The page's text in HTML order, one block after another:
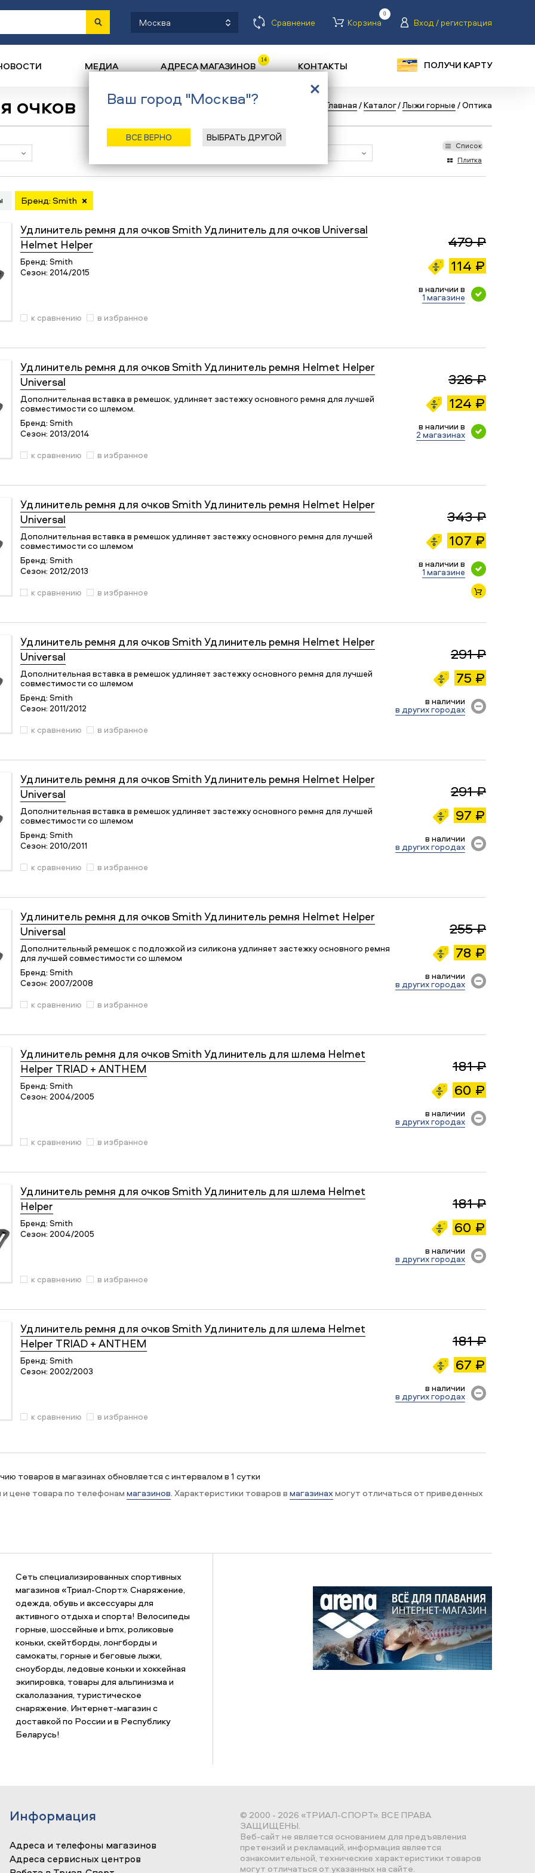
Москва Сравнение Корзина
0
Вход / регистрация
МЕДИА АДРЕСА МАГАЗИНОВ 14 КОНТАКТЫ ПОЛУЧИ КАРТУ
очков Главная /Каталог/Лыжи горные /Оптика
Список
Плитка
Бренд: Smith
Удлинитель ремня для очков Smith Удлинитель для очков Universal
Helmet Helper
Бренд: Smith
Сезон: 2014/2015
479 ₽
114 ₽
в наличии в
1 магазине
к сравнению
в избранное
Удлинитель ремня для очков Smith Удлинитель ремня Helmet Helper
Universal
Дополнительная вставка в ремешок, удлиняет застежку основного ремня для лучшей
совместимости со шлемом.
Бренд: Smith
Сезон: 2013/2014
326 ₽
124 ₽
в наличии в
2 магазинах
к сравнению
в избранное
Удлинитель ремня для очков Smith Удлинитель ремня Helmet Helper
Universal
Дополнительная вставка в ремешок удлиняет застежку основного ремня для лучшей
совместимости со шлемом
Бренд: Smith
Сезон: 2012/2013
343 ₽
107 ₽
в наличии в
1 магазине
к сравнению
в избранное
Удлинитель ремня для очков Smith Удлинитель ремня Helmet Helper
Universal
Дополнительная вставка в ремешок удлиняет застежку основного ремня для лучшей
совместимости со шлемом
Бренд: Smith
Сезон: 2011/2012
291 ₽
75 ₽
в наличии
в других городах
к сравнению
в избранное
Удлинитель ремня для очков Smith Удлинитель ремня Helmet Helper
Universal
Дополнительная вставка в ремешок удлиняет застежку основного ремня для лучшей
совместимости со шлемом
Бренд: Smith
Сезон: 2010/2011
291 ₽
97 ₽
в наличии
в других городах
к сравнению
в избранное
Удлинитель ремня для очков Smith Удлинитель ремня Helmet Helper
Universal
Дополнительный ремешок с подложкой из силикона удлиняет застежку основного ремня
для лучшей совместимости со шлемом
Бренд: Smith
Сезон: 2007/2008
255 ₽
78 ₽
в наличии
в других городах
к сравнению
в избранное
Удлинитель ремня для очков Smith Удлинитель для шлема Helmet
Helper TRIAD + ANTHEM
Бренд: Smith
Сезон: 2004/2005
181 ₽
60 ₽
в наличии
в других городах
к сравнению
в избранное
Удлинитель ремня для очков Smith Удлинитель для шлема Helmet
Helper
Бренд: Smith
Сезон: 2004/2005
181 ₽
60 ₽
в наличии
в других городах
к сравнению
в избранное
Удлинитель ремня для очков Smith Удлинитель для шлема Helmet
Helper TRIAD + ANTHEM
Бренд: Smith
Сезон: 2002/2003
181 ₽
67 ₽
в наличии
в других городах
к сравнению
в избранное
товаров в магазинах обновляется с интервалом в 1 сутки
и цене товара по телефонаммагазинов. Характеристики товаров вмагазинахмогут отличаться от приведенных
Сеть специализированных спортивных
магазинов «Триал-Спорт». Снаряжение,
одежда, обувь и аксессуары для
активного отдыха и спорта! Велосипеды
горные, шоссейные и bmx, роликовые
коньки, скейтборды, лонгборды и
самокаты, горные и беговые лыжи,
сноуборды, ледовые коньки и хоккейная
экипировка, товары для альпинизма и
скалолазания, туристическое
снаряжение. Интернет-магазин с
доставкой по России и в Республику
Беларусь!
Информация
Адреса и телефоны магазинов
Адреса сервисных центров
© 2000 - 2026 «ТРИАЛ-СПОРТ». ВСЕ ПРАВА
ЗАЩИЩЕНЫ.
Веб-сайт не является основанием для предъявления
претензий и рекламаций, информация является
ознакомительной, технические характеристики товаров
могут отличаться от указанных на сайте.
Ваш город "Москва"?
ВСЕ ВЕРНО ВЫБРАТЬ ДРУГОЙ